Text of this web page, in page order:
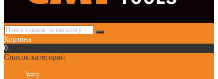
Корзина
0
Список категорий